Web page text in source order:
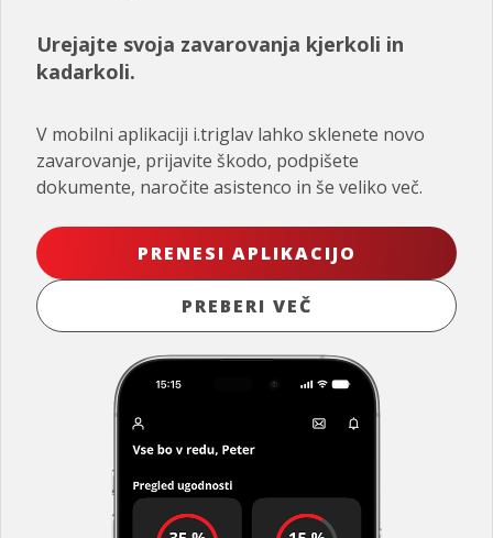
Urejajte svoja zavarovanja kjerkoli in
kadarkoli.
V mobilni aplikaciji i.triglav lahko sklenete novo
zavarovanje, prijavite škodo, podpišete
dokumente, naročite asistenco in še veliko več.
PRENESI APLIKACIJO
PREBERI VEČ